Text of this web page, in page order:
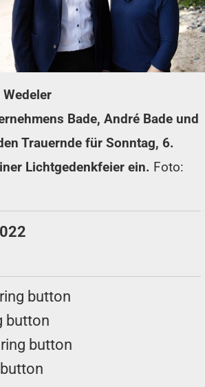
Bade, André Bade und
Trauernde für Sonntag, 6.
Lichtgedenkfeier ein. Foto: